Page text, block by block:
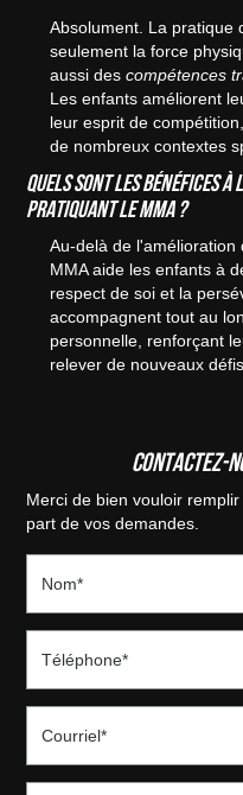
Absolument. La pratique
seulement la force
aussi descompétences
Les enfants améliorent
leur esprit de
de nombreux contextes
Quels sont les bénéfices
pratiquant le MMA ?
Au-delà de
MMA aide les enfants à
respect de soi et la
accompagnent tout au
personnelle, renforçant
relever de nouveaux
Contactez-
Merci de bien vouloir
part de vos demandes.